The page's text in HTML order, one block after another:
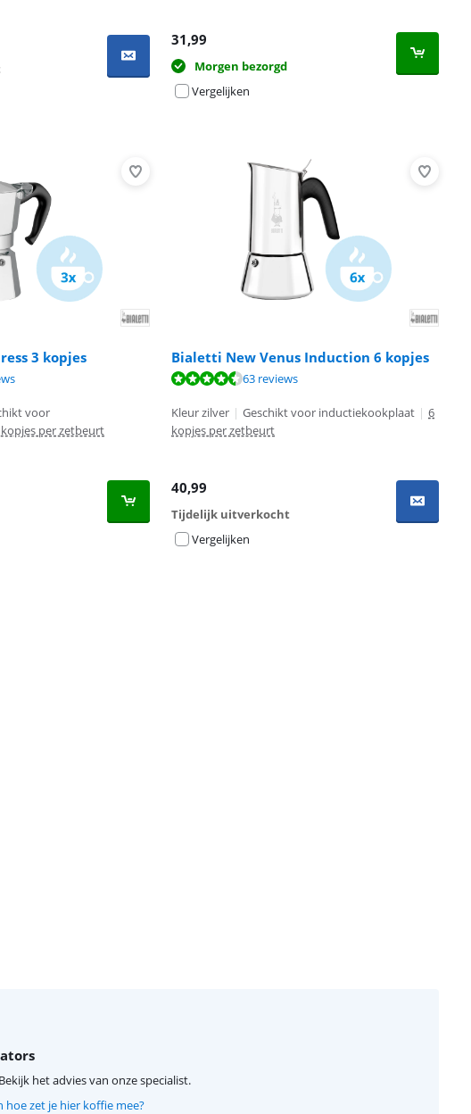
31,99
Morgen bezorgd
Vergelijken
3 kopjes
voor
per zetbeurt
Bialetti New Venus Induction 6 kopjes
63 reviews
Kleur zilver | Geschikt voor inductiekookplaat | 6
kopjes per zetbeurt
40,99
Tijdelijk uitverkocht
Vergelijken
het advies van onze specialist.
hoe zet je hier koffie mee?